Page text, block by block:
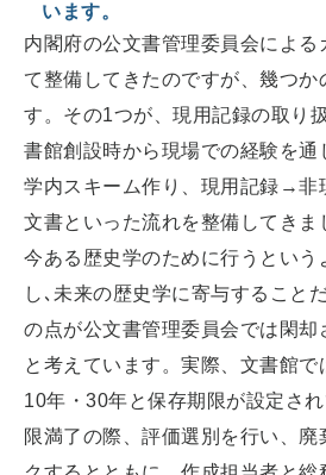
います。
内閣府の公文書管理委員会による
て整備してきたのですが、幾つか
す。その1つが、現用記録の取り
書館創設時から現場での経験を通
学内スキーム作り、現用記録→
文書といった流れを整備してきま
今ある歴史学のために行うという
し､未来の歴史学に寄与すること
の点が公文書管理委員会では閑却
と考えています。実際、文書館で
10年・30年と保存期限が設定さ
限満了の際、評価選別を行い、廃